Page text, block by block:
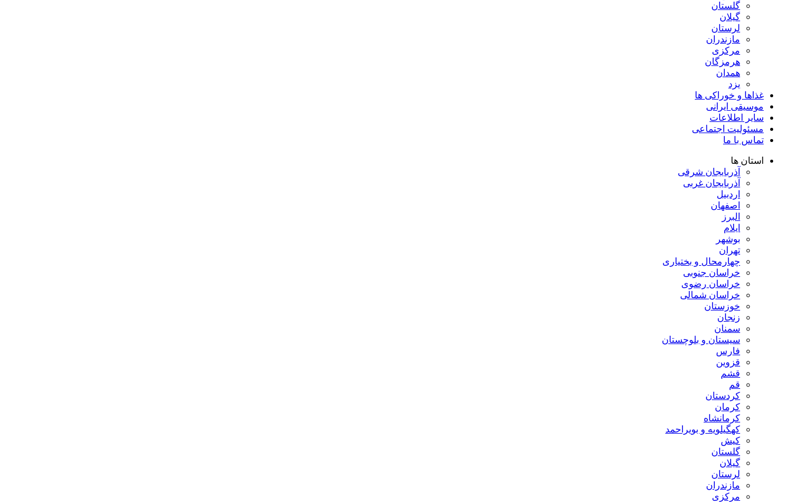
گلستان
گیلان
لرستان
مازندران
مرکزی
هرمزگان
همدان
یزد
غذاها و خوراکی ها
موسیقی ایرانی
سایر اطلاعات
مسئولیت اجتماعی
تماس با ما
استان ها
آذربایجان شرقی
آذربایجان غربی
اردبیل
اصفهان
البرز
ایلام
بوشهر
تهران
چهارمحال و بختیاری
خراسان جنوبی
خراسان رضوی
خراسان شمالی
خوزستان
زنجان
سمنان
سیستان و بلوچستان
فارس
قزوین
قشم
قم
کردستان
کرمان
کرمانشاه
کهگیلویه و بویراحمد
کیش
گلستان
گیلان
لرستان
مازندران
مرکزی